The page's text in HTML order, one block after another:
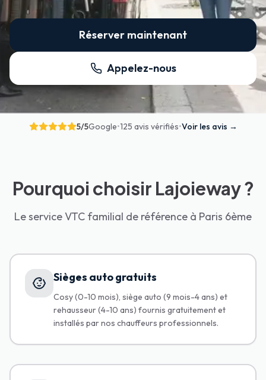
Réserver maintenant
Appelez-nous
5/5Google•125 avis vérifiés•Voir les avis →
Pourquoi choisir Lajoieway ?
Le service VTC familial de référence à Paris 6ème
Sièges auto gratuits
Cosy (0-10 mois), siège auto (9 mois-4 ans) et
rehausseur (4-10 ans) fournis gratuitement et
installés par nos chauffeurs professionnels.